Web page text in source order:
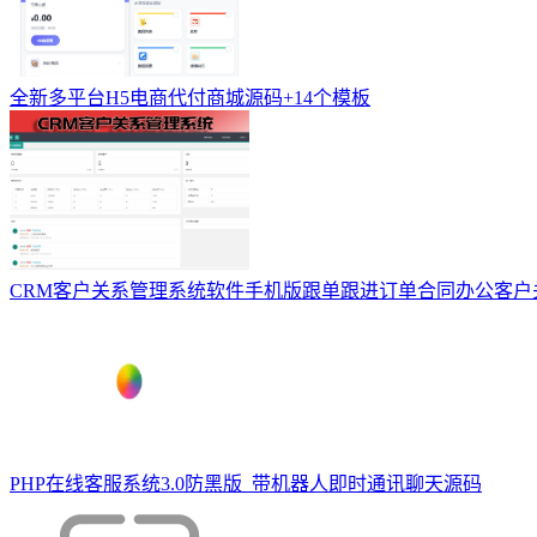
全新多平台H5电商代付商城源码+14个模板
CRM客户关系管理系统软件手机版跟单跟进订单合同办公客
PHP在线客服系统3.0防黑版_带机器人即时通讯聊天源码